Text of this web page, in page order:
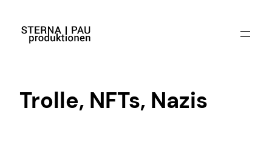
Inhalt
springen
Trolle, NFTs, Nazis